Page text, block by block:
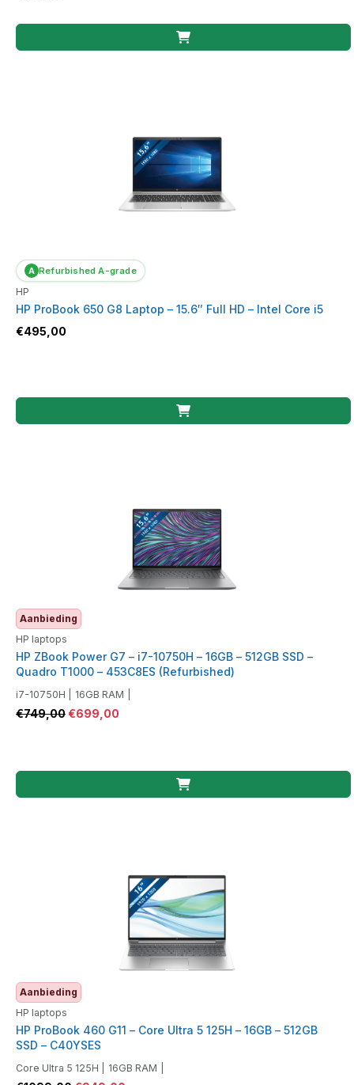
A Refurbished A-grade
HP
HP ProBook 650 G8 Laptop – 15.6″ Full HD – Intel Core i5
€495,00
Aanbieding
HP laptops
HP ZBook Power G7 – i7-10750H – 16GB – 512GB SSD –
Quadro T1000 – 453C8ES (Refurbished)
i7-10750H 16GB RAM
€749,00€699,00
Aanbieding
HP laptops
HP ProBook 460 G11 – Core Ultra 5 125H – 16GB – 512GB
SSD – C40YSES
Core Ultra 5 125H 16GB RAM